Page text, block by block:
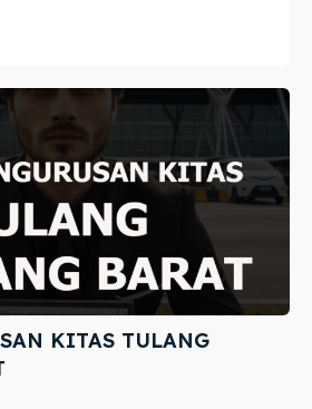
KITAS TULANG